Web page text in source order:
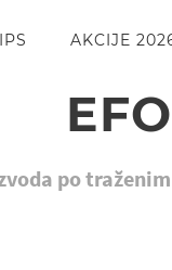
AKCIJE
po